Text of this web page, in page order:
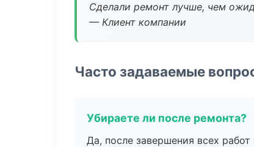
Сделали ремонт лучше, чем
— Клиент компании
Часто задаваемые
Убираете ли после ремонта?
Да, после завершения всех